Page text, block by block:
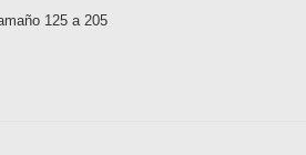
125 a 205